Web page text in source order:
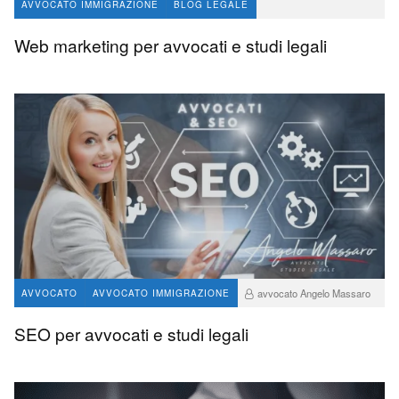
AVVOCATO IMMIGRAZIONE BLOG LEGALE
Web marketing per avvocati e studi legali
AVVOCATO AVVOCATO IMMIGRAZIONE
avvocato Angelo Massaro
SEO per avvocati e studi legali